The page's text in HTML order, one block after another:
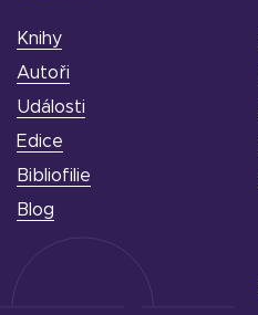
Knihy
Autoři
Události
Edice
Bibliofilie
Blog